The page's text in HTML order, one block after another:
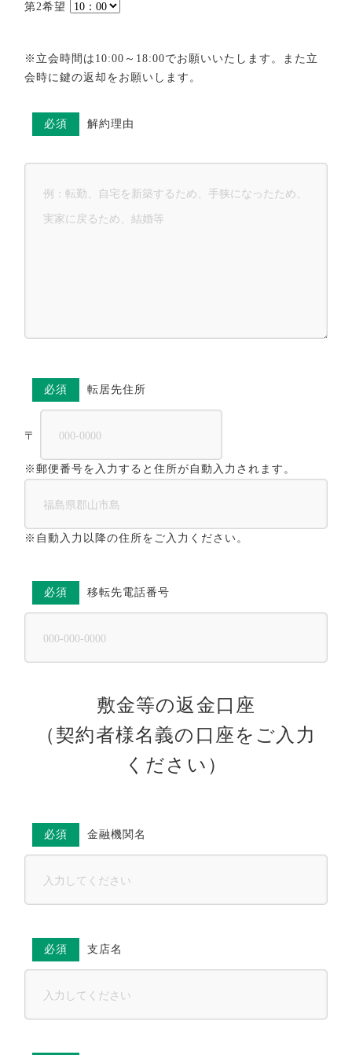
第2希望
※立会時間は10:00～18:00でお願いいたします。また立
会時に鍵の返却をお願いします。
必須 解約理由
必須 転居先住所
〒
※郵便番号を入力すると住所が自動入力されます。
※自動入力以降の住所をご入力ください。
必須 移転先電話番号
敷金等の返金口座
（契約者様名義の口座をご入力
ください）
必須 金融機関名
必須 支店名